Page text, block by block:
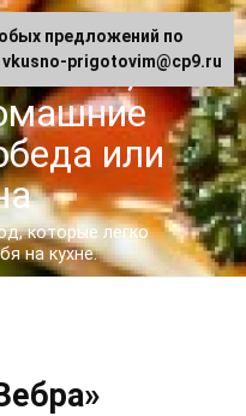
-
или
которые легко
на кухне.
предложений по
vkusno-prigotovim@cp9.ru